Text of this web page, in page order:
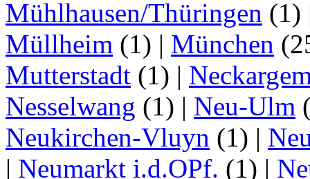
Mühlhausen/Thüringen (1)
Müllheim (1) | München
Mutterstadt (1) |
Nesselwang (1) | Neu-Ulm
Neukirchen-Vluyn (1) |
| Neumarkt i.d.OPf. (1) |